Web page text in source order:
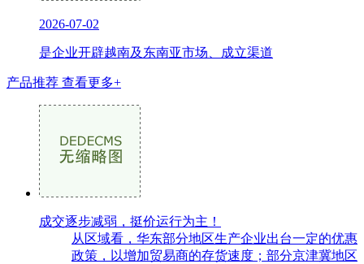
2026-07-02
是企业开辟越南及东南亚市场、成立渠道
产品推荐 查看更多+
成交逐步减弱，挺价运行为主！
从区域看，华东部分地区生产企业出台一定的优惠
政策，以增加贸易商的存货速度；部分京津冀地区